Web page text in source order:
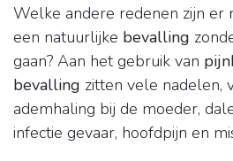
Welke andere redenen zijn er
een natuurlijke bevalling
gaan? Aan het gebruik van
bevalling zitten vele nadelen,
ademhaling bij de moeder,
infectie gevaar, hoofdpijn en